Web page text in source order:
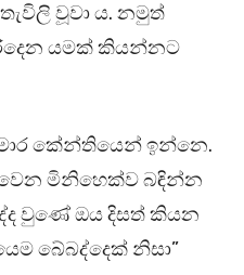
වූවා ය. නමුත්
යමක් කියන්නට
කේන්තියෙන් ඉන්නෙ.
වෙන මිනිහෙක්ව බඳින්න
වුණේ ඔය දිසත් කියන
බේබද්දෙක් නිසා”